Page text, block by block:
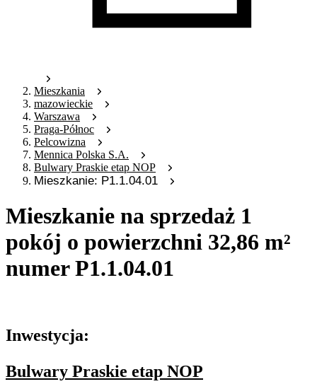
Mieszkania
mazowieckie
Warszawa
Praga-Północ
Pelcowizna
Mennica Polska S.A.
Bulwary Praskie etap NOP
Mieszkanie: P1.1.04.01
Mieszkanie na sprzedaż 1
pokój o powierzchni 32,86 m²
numer P1.1.04.01
Inwestycja:
Bulwary Praskie etap NOP